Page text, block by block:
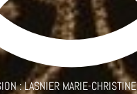
:LASNIER MARIE-CHRISTINE